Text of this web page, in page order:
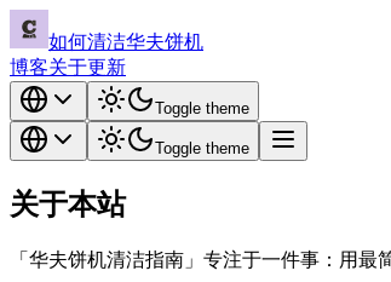
如何清洁华夫饼机
博客关于更新
Toggle theme
Toggle theme
关于本站
「华夫饼机清洁指南」专注于一件事：用最